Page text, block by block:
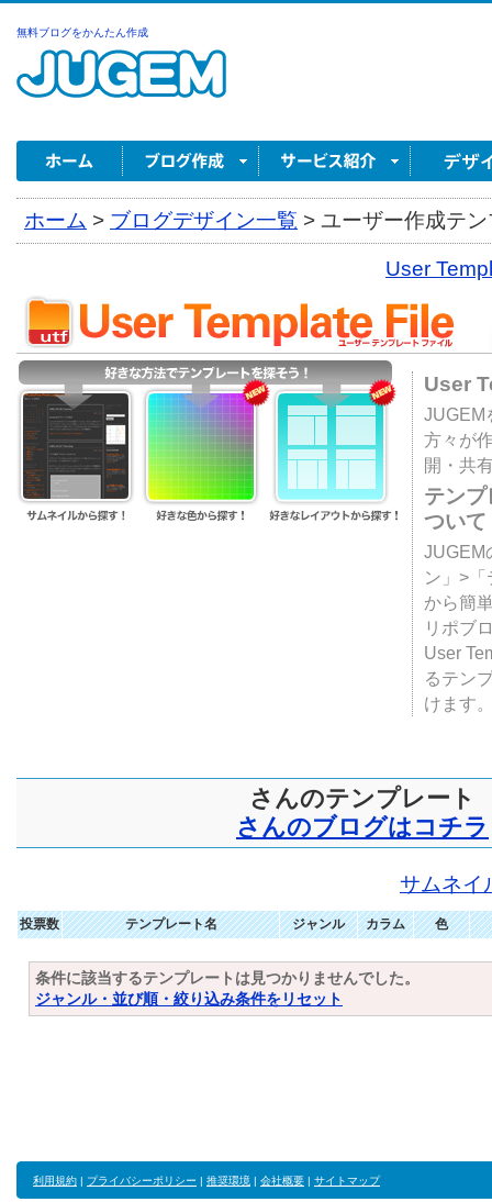
無料ブログをかんたん作成
ホーム > ブログデザイン一覧 > ユーザー作成テ
User
User
JUGEM
方々が
開・共
テン
ついて
JUGEM
ン」>
から簡
リポブ
User
るテン
けます
さんのテンプレート
さんのブログはコチラ
サムネイ
投票数 テンプレート名 ジャンル カラム 色
条件に該当するテンプレートは見つかりませんでした。
ジャンル・並び順・絞り込み条件をリセット
利用規約 | プライバシーポリシー | 推奨環境 | 会社概要 | サイトマップ